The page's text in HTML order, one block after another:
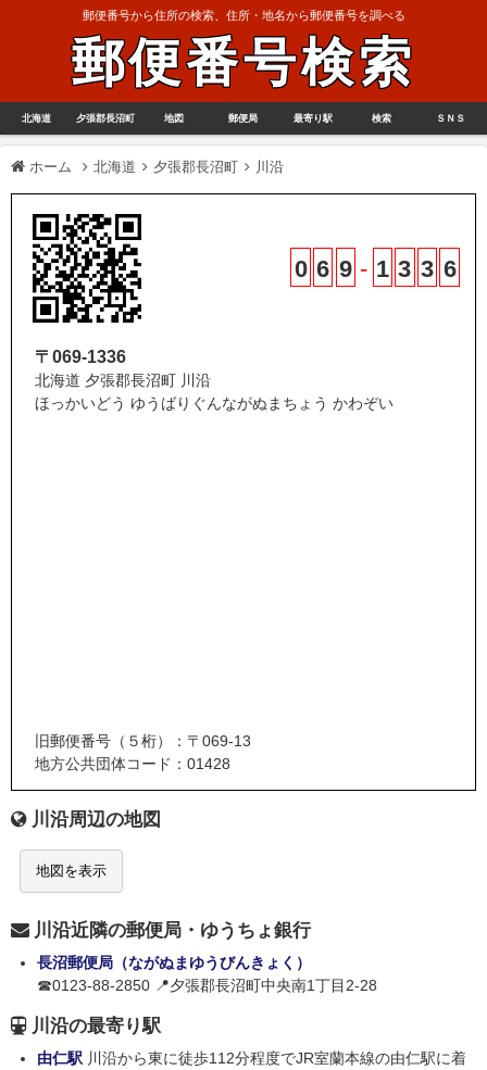
郵便番号から住所の検索、住所・地名から郵便番号を調べる
郵便番号検索
北海道 夕張郡長沼町 地図 郵便局 最寄り駅 検索 ＳＮＳ
ホーム 北海道 夕張郡長沼町 川沿
0 6 9 - 1 3 3 6
〒069-1336
北海道 夕張郡長沼町 川沿
ほっかいどう ゆうばりぐんながぬまちょう かわぞい
旧郵便番号（５桁）：〒069-13
地方公共団体コード：01428
川沿周辺の地図
地図を表示
川沿近隣の郵便局・ゆうちょ銀行
長沼郵便局（ながぬまゆうびんきょく）
☎0123-88-2850 📍夕張郡長沼町中央南1丁目2-28
川沿の最寄り駅
由仁駅 川沿から東に徒歩112分程度でJR室蘭本線の由仁駅に着